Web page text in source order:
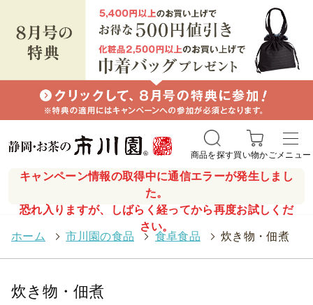
キャンペーン情報の取得中に通信エラーが発生しまし
た。
恐れ入りますが、しばらく経ってから再度お試しくだ
さい。
商品を探す買い物かごメニュー
ホーム > 市川園の食品 > 食卓食品 > 炊き物・佃煮
炊き物・佃煮